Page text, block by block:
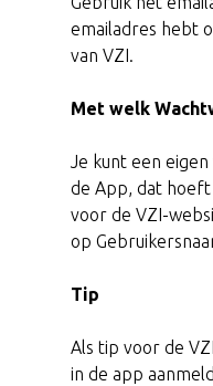
emailadres hebt
van VZI.
Met welk
Je kunt een
de App, dat
voor de VZI-
op
Tip
Als tip voor de
in de app